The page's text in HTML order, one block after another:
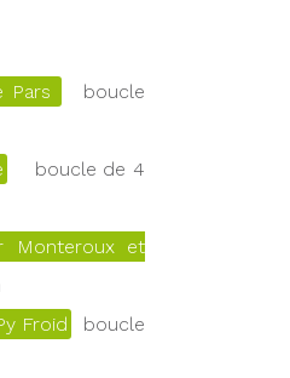
Pars
boucle
boucle de 4
Monteroux et
Froid
boucle